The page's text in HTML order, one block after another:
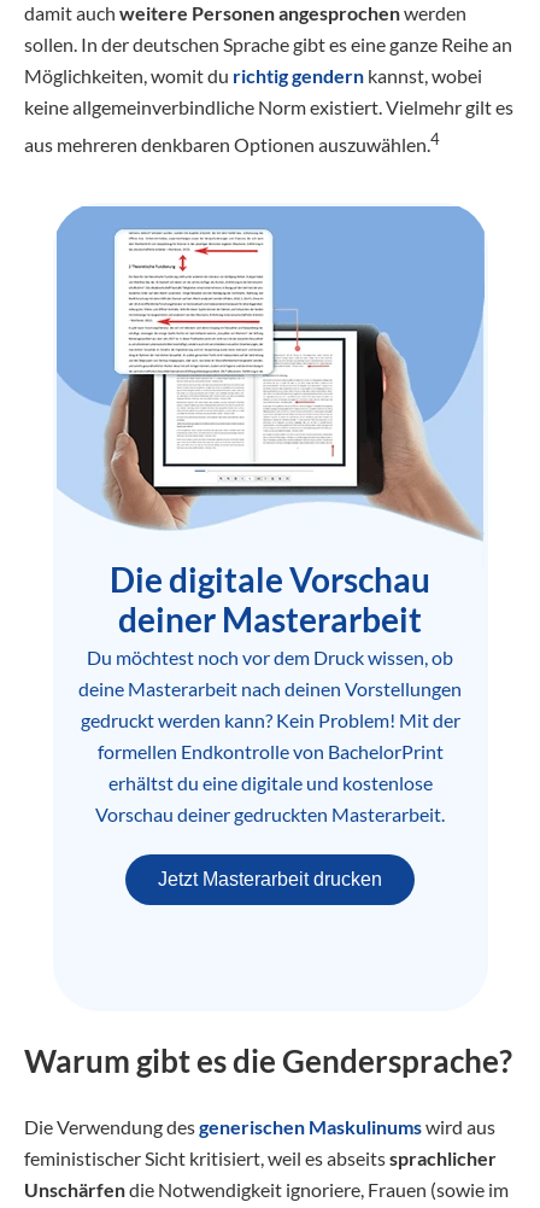
damit auch weitere Personen angesprochenwerden
sollen. In der deutschen Sprache gibt es eine ganze Reihe an
Möglichkeiten, womit du richtig gendern kannst, wobei
keine allgemeinverbindliche Norm existiert. Vielmehr gilt es
aus mehreren denkbaren Optionen auszuwählen.4
Die digitale Vorschau
deiner Masterarbeit
Du möchtest noch vor dem Druck wissen, ob
deine Masterarbeit nach deinen Vorstellungen
gedruckt werden kann? Kein Problem! Mit der
formellen Endkontrolle von BachelorPrint
erhältst du eine digitale und kostenlose
Vorschau deiner gedruckten Masterarbeit.
Jetzt Masterarbeit drucken
Warum gibt es die Gendersprache?
Die Verwendung desgenerischen Maskulinumswird aus
feministischer Sicht kritisiert, weil es abseitssprachlicher
Unschärfendie Notwendigkeit ignoriere, Frauen (sowie im